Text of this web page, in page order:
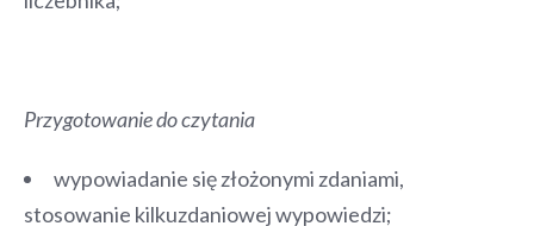
Przygotowanie do czytania
wypowiadanie się złożonymi zdaniami,
stosowanie kilkuzdaniowej wypowiedzi;